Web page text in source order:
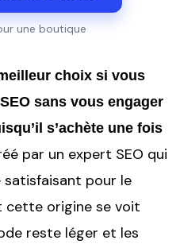
une boutique
choix si vous
sans vous engager
s’achète une fois
par un expert SEO qui
pour le
cette origine se voit
reste léger et les